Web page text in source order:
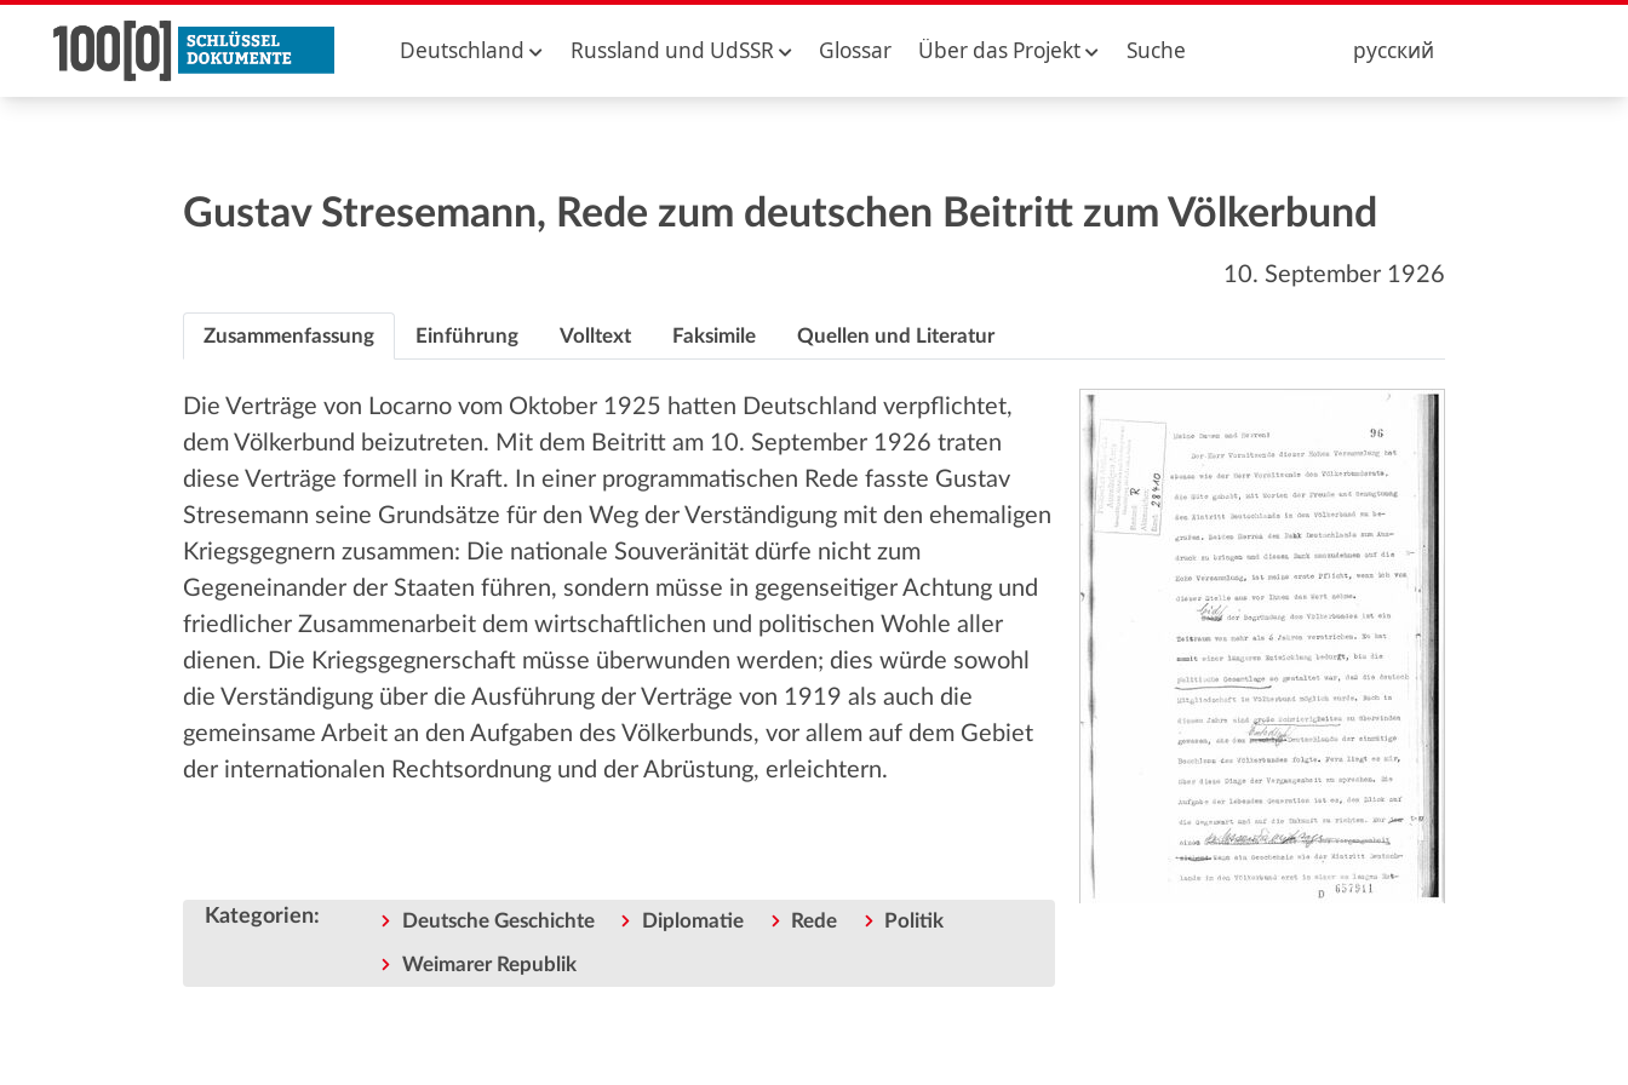
Deutschland Russland und UdSSR Glossar Über das Projekt Suche русский
Gustav Stresemann, Rede zum deutschen Beitritt zum Völkerbund
10. September 1926
Zusammenfassung Einführung Volltext Faksimile Quellen und Literatur
Die Verträge von Locarno vom Oktober 1925 hatten Deutschland verpflichtet,
dem Völkerbund beizutreten. Mit dem Beitritt am 10. September 1926 traten
diese Verträge formell in Kraft. In einer programmatischen Rede fasste Gustav
Stresemann seine Grundsätze für den Weg der Verständigung mit den ehemaligen
Kriegsgegnern zusammen: Die nationale Souveränität dürfe nicht zum
Gegeneinander der Staaten führen, sondern müsse in gegenseitiger Achtung und
friedlicher Zusammenarbeit dem wirtschaftlichen und politischen Wohle aller
dienen. Die Kriegsgegnerschaft müsse überwunden werden; dies würde sowohl
die Verständigung über die Ausführung der Verträge von 1919 als auch die
gemeinsame Arbeit an den Aufgaben des Völkerbunds, vor allem auf dem Gebiet
der internationalen Rechtsordnung und der Abrüstung, erleichtern.
Kategorien: Deutsche Geschichte Diplomatie Rede Politik
Weimarer Republik